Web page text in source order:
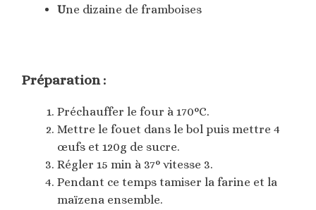
Une dizaine de framboises
Préparation :
Préchauffer le four à 170°C.
Mettre le fouet dans le bol puis mettre 4
œufs et 120g de sucre.
Régler 15 min à 37° vitesse 3.
Pendant ce temps tamiser la farine et la
maïzena ensemble.